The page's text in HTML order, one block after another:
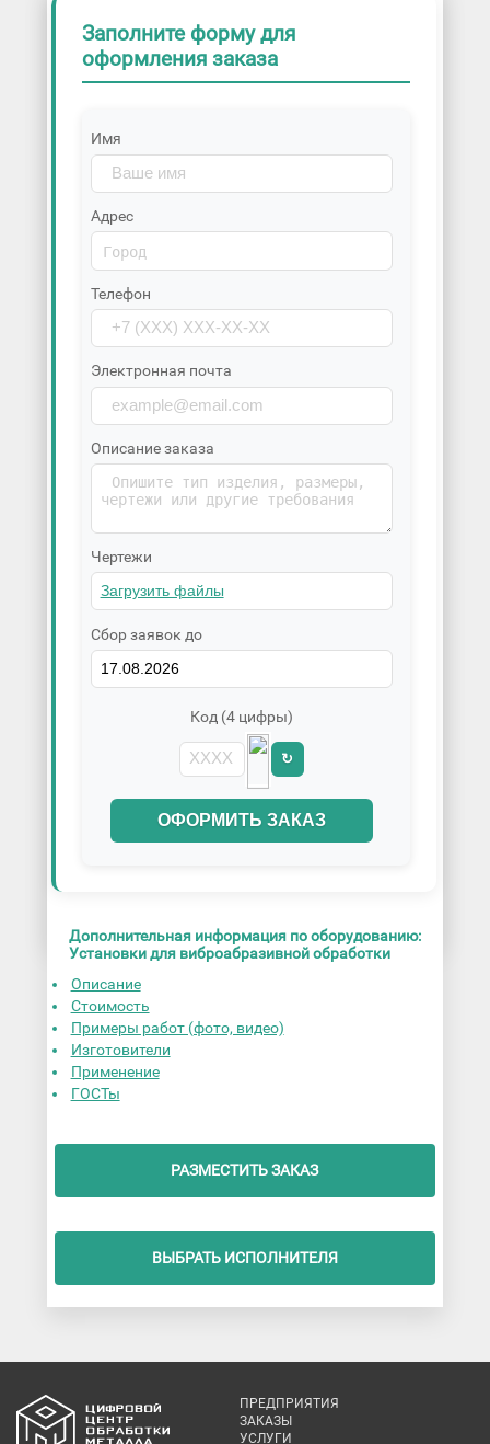
Заполните форму для
оформления заказа
Имя
Адрес
Телефон
Электронная почта
Описание заказа
Чертежи
Сбор заявок до
Код (4 цифры)
↻
ОФОРМИТЬ ЗАКАЗ
Дополнительная информация по оборудованию:
Установки для виброабразивной обработки
Описание
Стоимость
Примеры работ (фото, видео)
Изготовители
Применение
ГОСТы
РАЗМЕСТИТЬ ЗАКАЗ
ВЫБРАТЬ ИСПОЛНИТЕЛЯ
ПРЕДПРИЯТИЯ
ЗАКАЗЫ
УСЛУГИ